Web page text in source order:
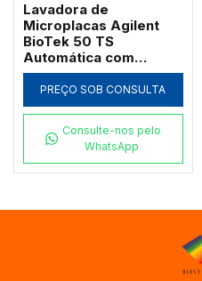
Lavadora de
Microplacas Agilent
BioTek 50 TS
Automática com
Interface Touchscreen
PREÇO SOB CONSULTA
Consulte-nos pelo
WhatsApp